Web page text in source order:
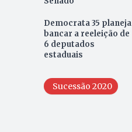
Democrata 35 planeja
bancar a reeleição de
6 deputados
estaduais
Sucessão 2020